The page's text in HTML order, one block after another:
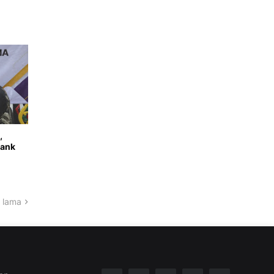
lama